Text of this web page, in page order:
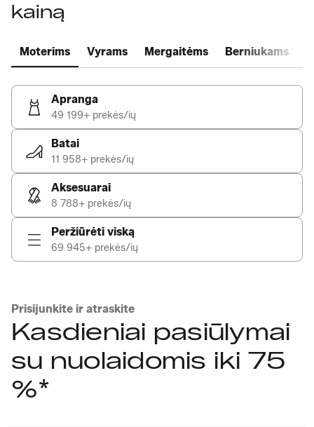
kainą
Moterims Vyrams Mergaitėms Berniukams
Apranga
49 199+ prekės/ių
Batai
11 958+ prekės/ių
Aksesuarai
8 788+ prekės/ių
Peržiūrėti viską
69 945+ prekės/ių
Prisijunkite ir atraskite
Kasdieniai pasiūlymai
su nuolaidomis iki 75
%*